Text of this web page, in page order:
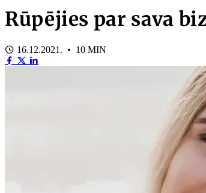
Rūpējies par sava
16.12.2021. • 10 MIN